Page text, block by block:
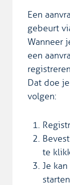
Een
gebeurt
Wanneer
een
Dat doe
volgen:
te
Je